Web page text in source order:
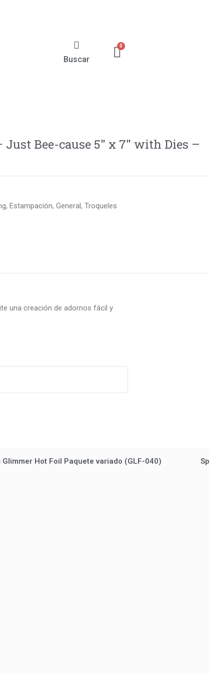
Buscar
Bee-cause 5″ x 7″ with Dies –
, Estampación, General, Troqueles
una creación de adornos fácil y
Hot Foil Paquete variado (GLF-040)